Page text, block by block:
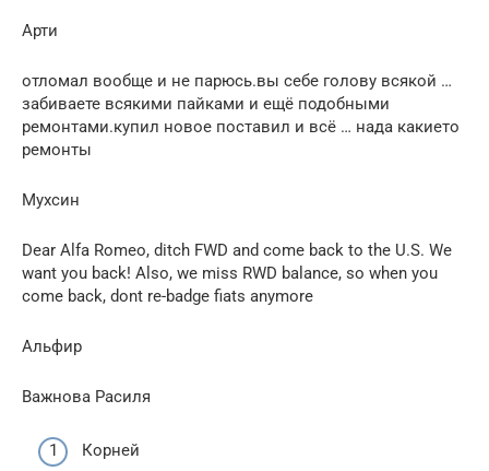
Арти
отломал вообще и не парюсь.вы себе голову всякой …
забиваете всякими пайками и ещё подобными
ремонтами.купил новое поставил и всё … нада какието
ремонты
Мухсин
Dear Alfa Romeo, ditch FWD and come back to the U.S. We
want you back! Also, we miss RWD balance, so when you
come back, dont re-badge fiats anymore
Альфир
Важнова Расиля
Корней